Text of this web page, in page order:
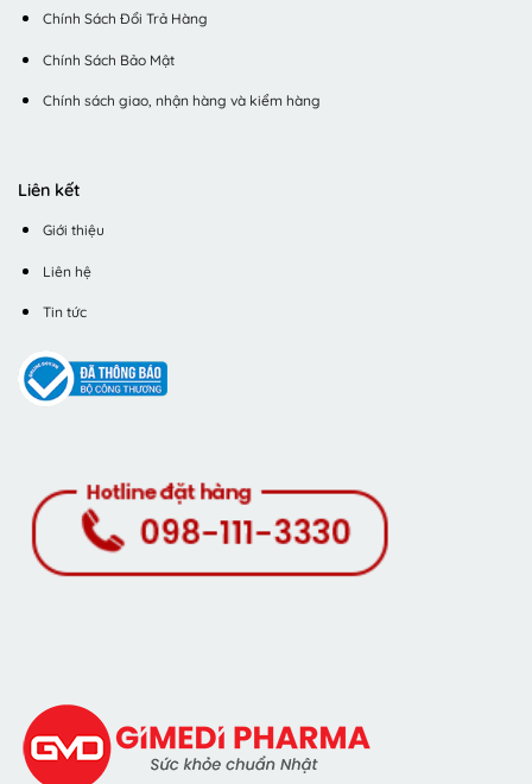
Chính Sách Đổi Trả Hàng
Chính Sách Bảo Mật
Chính sách giao, nhận hàng và kiểm hàng
Liên kết
Giới thiệu
Liên hệ
Tin tức